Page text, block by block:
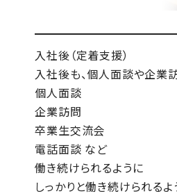
入社後（定着支援）
入社後も、個人面談や企業
個人面談
企業訪問
卒業生交流会
電話面談 など
働き続けられるように
しっかりと働き続けられる